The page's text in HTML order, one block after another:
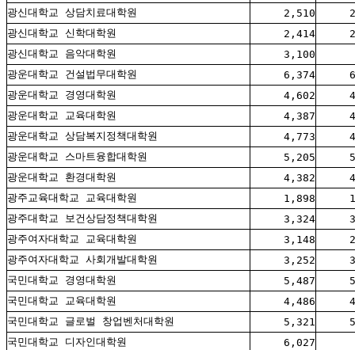
광신대학교 상담치료대학원
2,510
광신대학교 신학대학원
2,414
광신대학교 음악대학원
3,100
광운대학교 건설법무대학원
6,374
광운대학교 경영대학원
4,602
광운대학교 교육대학원
4,387
광운대학교 상담복지정책대학원
4,773
광운대학교 스마트융합대학원
5,205
광운대학교 환경대학원
4,382
광주교육대학교 교육대학원
1,898
광주대학교 보건상담정책대학원
3,324
광주여자대학교 교육대학원
3,148
광주여자대학교 사회개발대학원
3,252
국민대학교 경영대학원
5,487
국민대학교 교육대학원
4,486
국민대학교 글로벌 창업벤처대학원
5,321
국민대학교 디자인대학원
6,027